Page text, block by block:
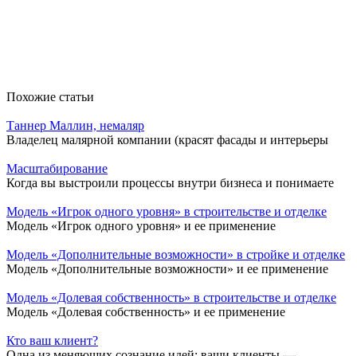
Похожие статьи
Таннер Маллин, немаляр
Владелец малярной компании (красят фасады и интерьеры
Масштабирование
Когда вы выстроили процессы внутри бизнеса и понимаете
Модель «Игрок одного уровня» в строительстве и отделке
Модель «Игрок одного уровня» и ее применение
Модель «Дополнительные возможности» в стройке и отделке
Модель «Дополнительные возможности» и ее применение
Модель «Долевая собственность» в строительстве и отделке
Модель «Долевая собственность» и ее применение
Кто ваш клиент?